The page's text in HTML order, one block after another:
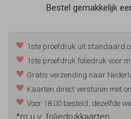
Bestel gemakkelijk
1ste proefdruk uit standaard
1ste proefdruk foliedruk voor
Gratis verzending naar
Kaarten direct versturen met
Voor 18:00 besteld, dezelfde
*m.u.v. foliedrukkaarten